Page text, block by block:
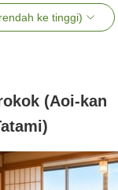
ke tinggi)
(Aoi-kan